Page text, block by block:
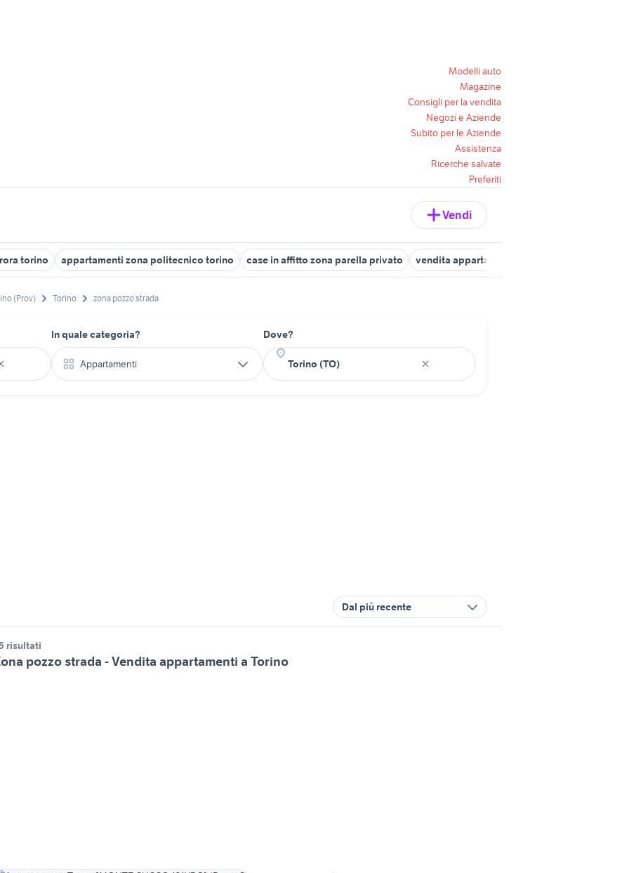
Modelli auto
Magazine
Consigli per la vendita
Negozi e Aziende
Subito per le Aziende
Assistenza
Ricerche salvate
Preferiti
Vendi
torino appartamenti zona politecnico torino case in affitto zona parella privato vendita appartamenti zona parella Torino
(Prov) Torino zona pozzo strada
In quale categoria?
Appartamenti
Dove?
Dal più recente
risultati
pozzo strada - Vendita appartamenti a Torino